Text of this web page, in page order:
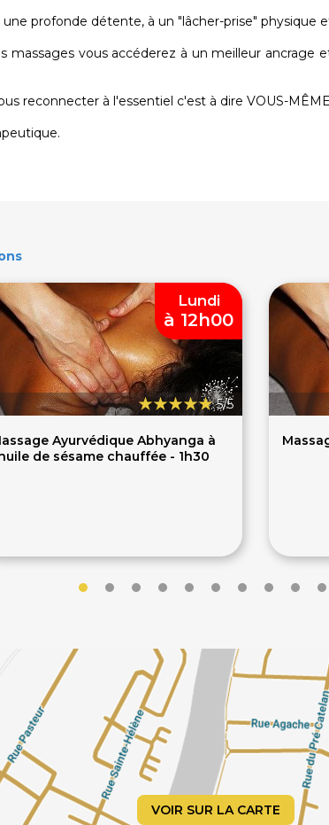
profonde détente, à un "lâcher-prise" physique
massages vous accéderez à un meilleur ancrage
reconnecter à l'essentiel c'est à dire VOUS-
5/5
Ayurvédique Abhyanga à
de sésame chauffée - 1h30
Lundi
à 12h00
VOIR SUR LA CARTE